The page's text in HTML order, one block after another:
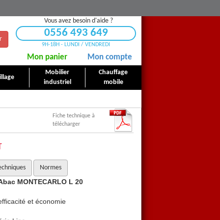
Vous avez besoin d'aide ?
0556 493 649
9H-18H - LUNDI / VENDREDI
Mon panier Mon compte
Mobilier
industriel
Chauffage
mobile
Fiche technique à
télécharger
Normes
MONTECARLO L 20
et économie